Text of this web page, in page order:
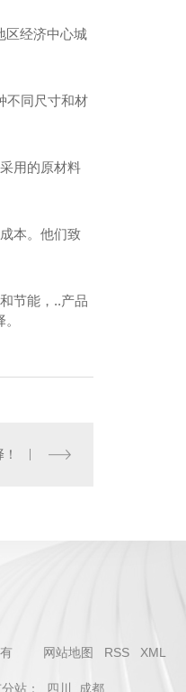
区经济中心城
不同尺寸和材
用的原材料
本。他们致
节能，..产品
网站地图 RSS XML
站 ： 四川 成都